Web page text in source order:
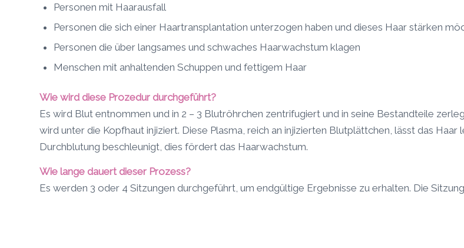
Personen mit Haarausfall
Personen die sich einer Haartransplantation unterzogen haben und dieses Haar stärken
Personen die über langsames und schwaches Haarwachstum klagen
Menschen mit anhaltenden Schuppen und fettigem Haar
Wie wird diese Prozedur durchgeführt?
Es wird Blut entnommen und in 2 – 3 Blutröhrchen zentrifugiert und in seine Bestandteile
wird unter die Kopfhaut injiziert. Diese Plasma, reich an injizierten Blutplättchen, lässt das
Durchblutung beschleunigt, dies fördert das Haarwachstum.
Wie lange dauert dieser Prozess?
Es werden 3 oder 4 Sitzungen durchgeführt, um endgültige Ergebnisse zu erhalten. Die